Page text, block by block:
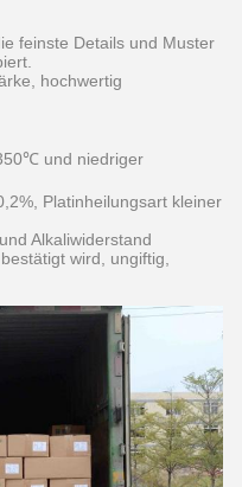
feinste Details und Muster
hochwertig
und niedriger
Platinheilungsart kleiner
Alkaliwiderstand
wird, ungiftig,